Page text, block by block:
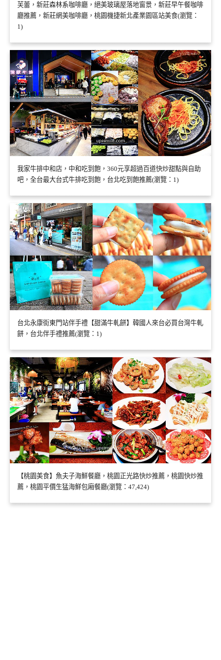
芙蕾，新莊森林系咖啡廳，絕美玻璃屋落地窗景，新莊早午餐咖啡
廳推薦，新莊網美咖啡廳，桃園機捷新北產業園區站美食(瀏覽：
1)
我家牛排中和店，中和吃到飽，360元享超過百道快炒甜點與自助
吧，全台最大台式牛排吃到飽，台北吃到飽推薦(瀏覽：1)
台北永康街東門站伴手禮【甜滿牛軋餅】韓國人來台必買台灣牛軋
餅，台北伴手禮推薦(瀏覽：1)
【桃園美食】魚夫子海鮮餐廳，桃園正光路快炒推薦，桃園快炒推
薦，桃園平價生猛海鮮包廂餐廳(瀏覽：47,424)